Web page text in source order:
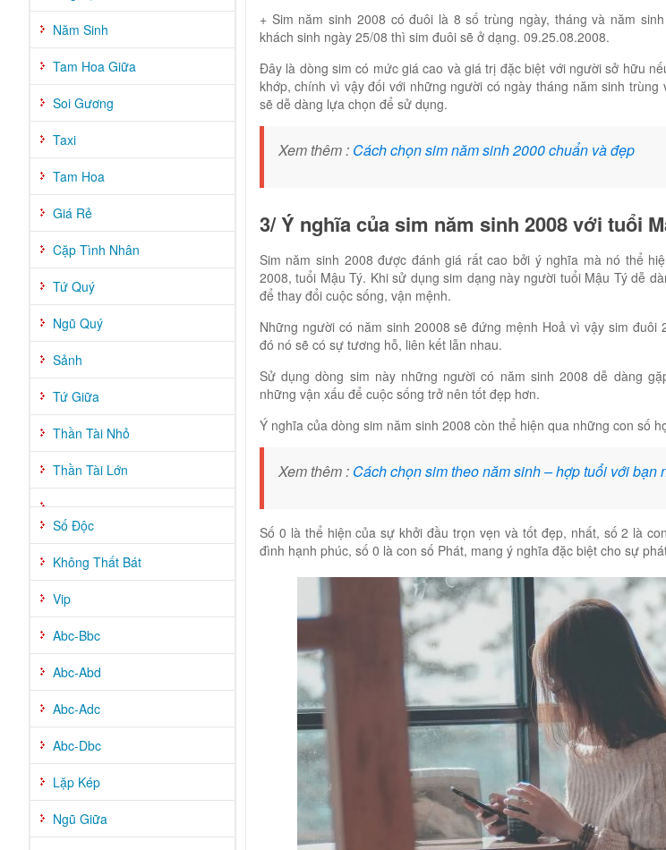
+ Sim năm sinh 2008 có đuôi là 8 số trùng ngày, tháng và năm
khách sinh ngày 25/08 thì sim đuôi sẽ ở dạng. 09.25.08.2008.
Đây là dòng sim có mức giá cao và giá trị đặc biệt với người sở hữu
khớp, chính vì vậy đối với những người có ngày tháng năm sinh trùng
sẽ dễ dàng lựa chọn để sử dụng.
Xem thêm : Cách chọn sim năm sinh 2000 chuẩn và đẹp
3/ Ý nghĩa của sim năm sinh 2008 với tuổi
Sim năm sinh 2008 được đánh giá rất cao bởi ý nghĩa mà nó thể
2008, tuổi Mậu Tý. Khi sử dụng sim dạng này người tuổi Mậu Tý dễ
để thay đổi cuộc sống, vận mệnh.
Những người có năm sinh 20008 sẽ đứng mệnh Hoả vì vậy sim đuôi
đó nó sẽ có sự tương hỗ, liên kết lẫn nhau.
Sử dụng dòng sim này những người có năm sinh 2008 dễ dàng
những vận xấu để cuộc sống trở nên tốt đẹp hơn.
Ý nghĩa của dòng sim năm sinh 2008 còn thể hiện qua những con số
Xem thêm : Cách chọn sim theo năm sinh – hợp tuổi với bạn
Số 0 là thể hiện của sự khởi đầu trọn vẹn và tốt đẹp, nhất, số 2 là
đình hạnh phúc, số 0 là con số Phát, mang ý nghĩa đặc biệt cho sự
Năm Sinh
Tam Hoa Giữa
Soi Gương
Taxi
Tam Hoa
Giá Rẻ
Cặp Tình Nhân
Tứ Quý
Ngũ Quý
Sảnh
Tứ Giữa
Thần Tài Nhỏ
Thần Tài Lớn
Số Độc
Không Thất Bát
Vip
Abc-Bbc
Abc-Abd
Abc-Adc
Abc-Dbc
Lặp Kép
Ngũ Giữa